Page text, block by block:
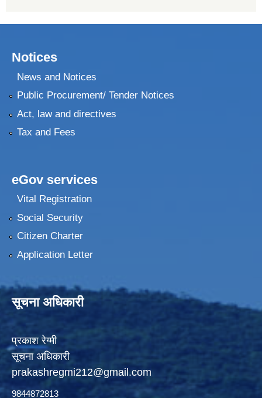
Notices
News and Notices
Public Procurement/ Tender Notices
Act, law and directives
Tax and Fees
eGov services
Vital Registration
Social Security
Citizen Charter
Application Letter
सूचना अधिकारी
प्रकाश रेग्मी
सूचना अधिकारी
prakashregmi212@gmail.com
9844872813